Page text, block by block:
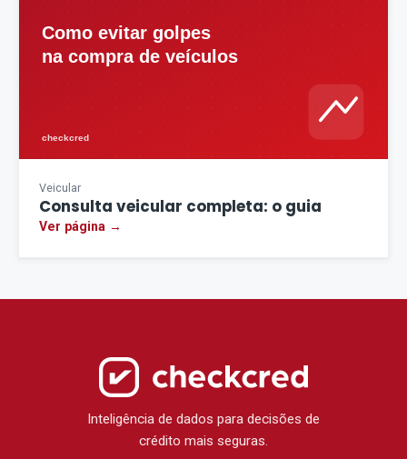
Veicular
Consulta veicular completa: o guia
Ver página →
Inteligência de dados para decisões de
crédito mais seguras.